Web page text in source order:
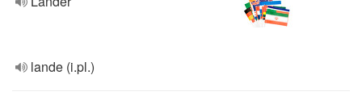
lande (i.pl.)